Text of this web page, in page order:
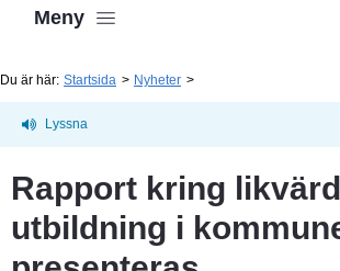
Meny
Du är här: Startsida Nyheter
Lyssna
Rapport kring
utbildning i